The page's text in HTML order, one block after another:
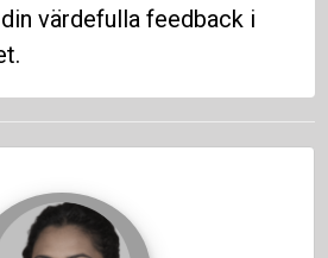
värdefulla feedback i